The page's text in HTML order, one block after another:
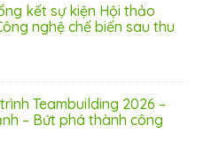
kết sự kiện Hội thảo
nghệ chế biến sau thu
Teambuilding 2026 –
– Bứt phá thành công